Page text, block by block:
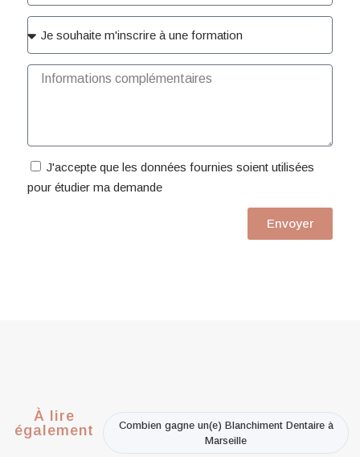
J'accepte que les données fournies soient utilisées
pour étudier ma demande
Envoyer
À lire
également
Combien gagne un(e) Blanchiment Dentaire à
Marseille